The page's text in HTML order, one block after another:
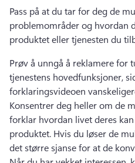
Pass på at du tar for deg de
problemområder og hvordan
produktet eller tjenesten du
Prøv å unngå å reklamere for
tjenestens hovedfunksjoner,
Konsentrer deg heller om de
forklar hvordan livet deres
produktet. Hvis du løser de